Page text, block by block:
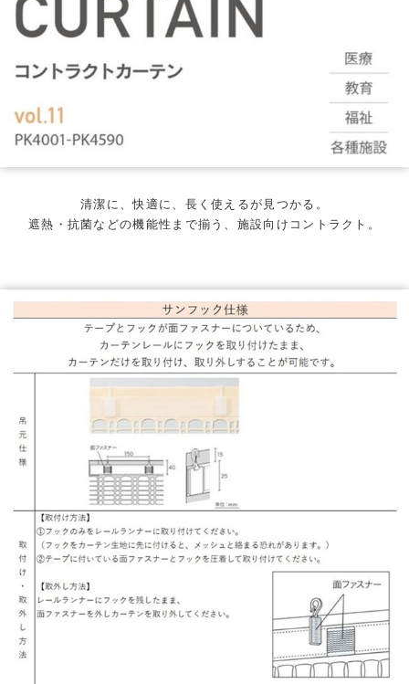
清潔に、快適に、長く使えるが見つかる。
遮熱・抗菌などの機能性まで揃う、施設向けコントラクト。